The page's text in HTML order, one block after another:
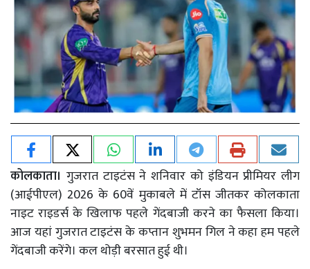
कोलकाता। गुजरात टाइटंस ने शनिवार को इंडियन प्रीमियर लीग
(आईपीएल) 2026 के 60वें मुकाबले में टॉस जीतकर कोलकाता
नाइट राइडर्स के खिलाफ पहले गेंदबाजी करने का फैसला किया।
आज यहां गुजरात टाइटंस के कप्तान शुभमन गिल ने कहा हम पहले
गेंदबाजी करेंगे। कल थोड़ी बरसात हुई थी।